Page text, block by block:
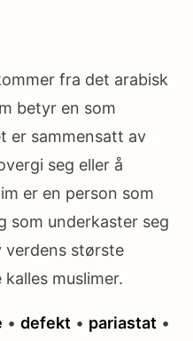
fra det arabisk
er sammensatt av
seg eller å
er en person som
som underkaster seg
verdens største
muslimer.
• defekt • pariastat •